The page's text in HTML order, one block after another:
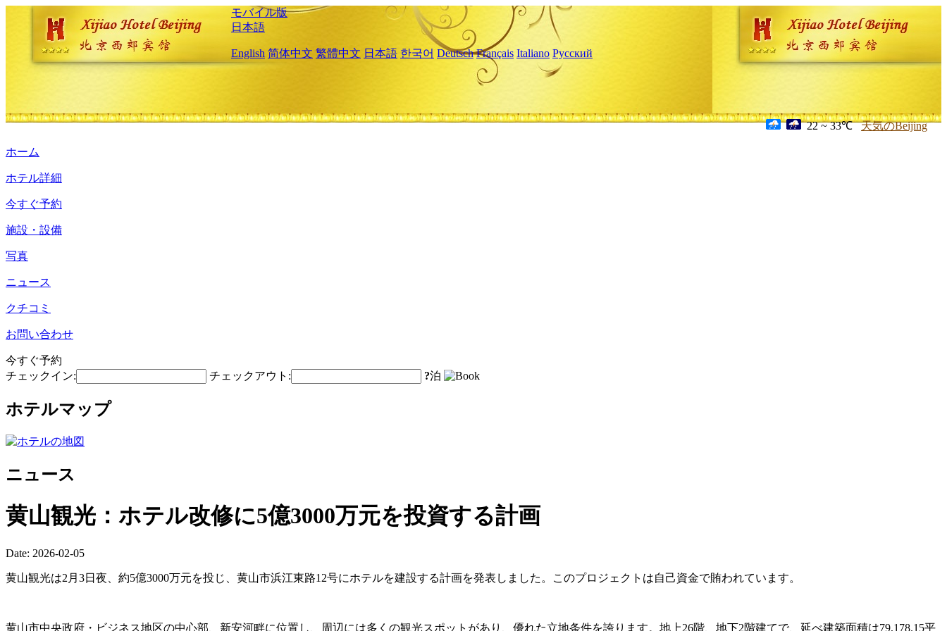
モバイル版
日本語
English 简体中文 繁體中文 日本語 한국어 Deutsch Français Italiano Русский
22 ~ 33℃ 天気のBeijing
ホーム
ホテル詳細
今すぐ予約
施設・設備
写真
ニュース
クチコミ
お問い合わせ
今すぐ予約
チェックイン:
チェックアウト: ?泊
ホテルマップ
ニュース
黄山観光：ホテル改修に5億3000万元を投資する計画
Date: 2026-02-05
黄山観光は2月3日夜、約5億3000万元を投じ、黄山市浜江東路12号にホテルを建設する計画を発表しました。このプロジェクトは自己資金で賄われています。
黄山市中央政府・ビジネス地区の中心部、新安河畔に位置し、周辺には多くの観光スポットがあり、優れた立地条件を誇ります。地上26階、地下2階建てで、延べ建築面積は79,178.15平